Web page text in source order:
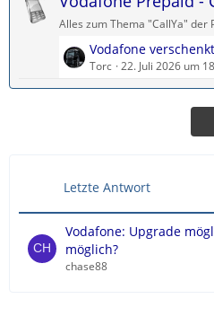
Alles zum Thema "CallYa" der
L
e
t
i
t
r
ä
g
Vodafone verschenkt 100
Torc 22. Juli 2026 um
Letzte Antwort
Vodafone: Upgrade
möglich?
chase88